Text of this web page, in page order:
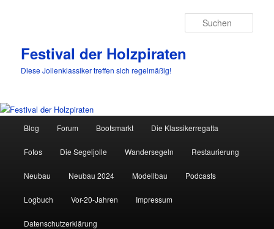
Festival der Holzpiraten
Diese Jollenklassiker treffen sich regelmäßig!
Zum
primären
Inhalt
springen
Blog Forum Bootsmarkt Die Klassikerregatta
Fotos Die Segeljolle Wandersegeln Restaurierung
Neubau Neubau 2024 Modellbau Podcasts
Logbuch Vor-20-Jahren Impressum
Datenschutzerklärung